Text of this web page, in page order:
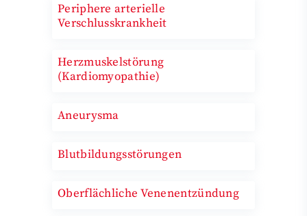
Periphere arterielle
Verschlusskrankheit
Herzmuskelstörung
(Kardiomyopathie)
Aneurysma
Blutbildungsstörungen
Oberflächliche Venenentzündung